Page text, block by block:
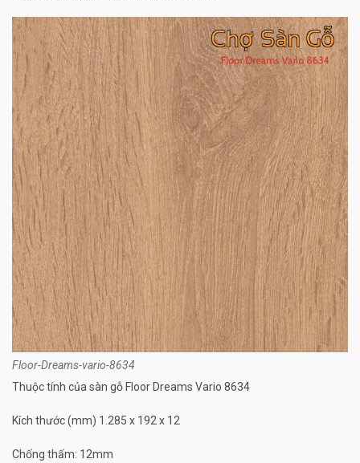
Floor-Dreams-vario-8634
Thuộc tính của sàn gỗ Floor Dreams Vario 8634
Kích thước (mm) 1.285 x 192 x 12
Chống thấm: 12mm